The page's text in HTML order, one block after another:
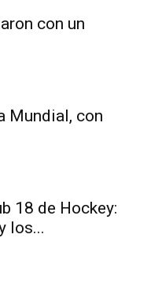
con un
Mundial, con
18 de Hockey:
los...